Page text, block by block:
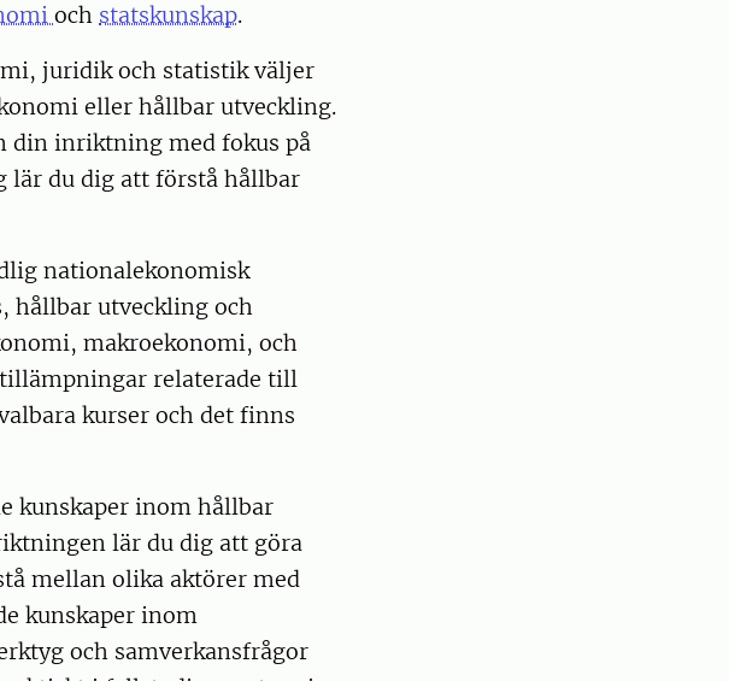
och statskunskap.
juridik och statistik väljer
eller hållbar utveckling.
din inriktning med fokus på
lär du dig att förstå hållbar
nationalekonomisk
hållbar utveckling och
makroekonomi, och
relaterade till
kurser och det finns
kunskaper inom hållbar
lär du dig att göra
mellan olika aktörer med
kunskaper inom
och samverkansfrågor